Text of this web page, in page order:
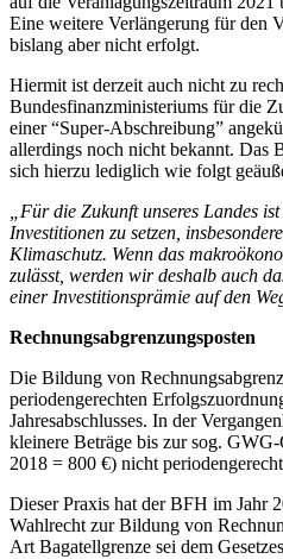
Eine weitere Verlängerung für den
bislang aber nicht erfolgt.
Hiermit ist derzeit auch nicht zu
Bundesfinanzministeriums für die
einer “Super-Abschreibung”
allerdings noch nicht bekannt. Das
sich hierzu lediglich wie folgt
„Für die Zukunft unseres Landes
Investitionen zu setzen,
Klimaschutz. Wenn das
zulässt, werden wir deshalb auch
einer Investitionsprämie auf den
Rechnungsabgrenzungsposten
Die Bildung von
periodengerechten
Jahresabschlusses. In der
kleinere Beträge bis zur sog.
2018 = 800 €) nicht
Dieser Praxis hat der BFH im Jahr
Wahlrecht zur Bildung von
Art Bagatellgrenze sei dem